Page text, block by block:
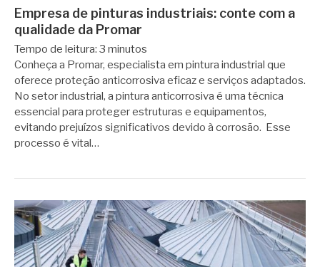
Empresa de pinturas industriais: conte com a
qualidade da Promar
Tempo de leitura: 3 minutos
Conheça a Promar, especialista em pintura industrial que
oferece proteção anticorrosiva eficaz e serviços adaptados.
No setor industrial, a pintura anticorrosiva é uma técnica
essencial para proteger estruturas e equipamentos,
evitando prejuízos significativos devido à corrosão. Esse
processo é vital…